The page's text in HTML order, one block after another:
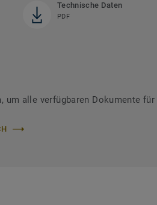
Technische Daten
PDF
um alle verfügbaren Dokumente